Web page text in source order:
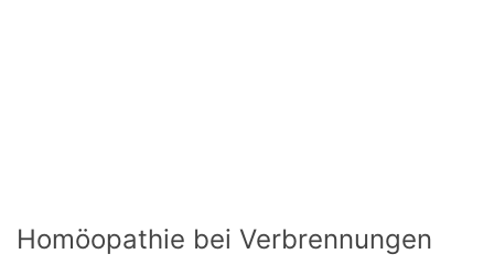
Homöopathie bei Verbrennungen